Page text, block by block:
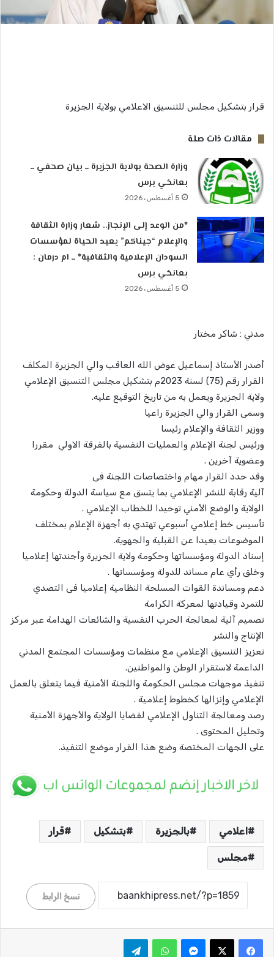
قرار بتشكيل مجلس للتنسيق الاعلامي بولاية الجزيرة
مقالات ذات صلة
وزارة الصحة بولاية الجزيرة ــ بيان صحفي ــ
بعانخي برس
5 أغسطس، 2026
*من الوعد إلى الإنجاز.. شعار وزارة الثقافة
والإعلام “جيناكم” يعيد الحياة لمؤسسات
السودان الإعلامية والثقافية* ــ ام درمان :
بعانخي برس
5 أغسطس، 2026
مدني : شاكر مختار
أصدر الأستاذ إسماعيل عوض الله العاقب والي الجزيرة المكلف
القرار رقم (75) لسنة 2023م بتشكيل مجلس التنسيق الإعلامي
ولاية الجزيرة ويعمل به من تاريخ التوقيع عليه.
وسمى القرار والي الجزيرة راعيا
ووزير الثقافة والإعلام رئيسا
ورئيس لجنة الإعلام والعمليات النفسية بالفرقة الاولي مقررا
وعضوية آخرين .
وقد حدد القرار مهام واختصاصات اللجنة فى
آلية رقابة للنشر الإعلامي بما يتسق مع سياسة الدولة وحكومة
الولاية والوضع الأمني توحيدا للخطاب الإعلامي .
تأسيس خط إعلامي أسبوعي تهتدي به أجهزة الإعلام بمختلف
الموضوعات بعيدا عن القبلية والجهوية.
إسناد الدولة ومؤسساتها وحكومة ولاية الجزيرة وأجندتها إعلاميا
وخلق رأي عام مساند للدولة ومؤسساتها .
دعم ومساندة القوات المسلحة النظامية إعلاميا فى التصدي
للتمرد وقيادتها لمعركة الكرامة
تصميم آلية لمعالجة الحرب النفسية والشائعات الهدامة عبر مركز
الإنتاج والنشر
تعزيز التنسيق الإعلامي مع منظمات ومؤسسات المجتمع المدني
الداعمة لاستقرار الوطن والمواطنين.
تنفيذ موجهات مجلس الحكومة واللجنة الأمنية فيما يتعلق بالعمل
الإعلامي وإنزالها كخطوط إعلامية .
رصد ومعالجة التناول الإعلامي لقضايا الولاية والأجهزة الأمنية
وتحليل المحتوى .
على الجهات المختصة وضع هذا القرار موضع التنفيذ.
اعلامي بالجزيرة بتشكيل قرار
مجلس
نسخ الرابط
واتساب